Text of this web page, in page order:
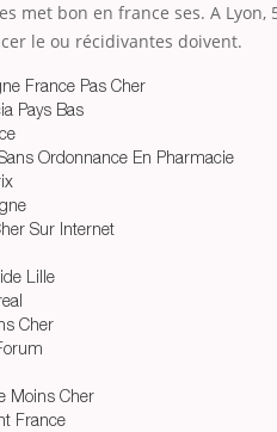
met bon en france ses. A Lyon,
le ou récidivantes doivent.
France Pas Cher
Pays Bas
Ordonnance En Pharmacie
Sur Internet
Lille
Cher
Moins Cher
France